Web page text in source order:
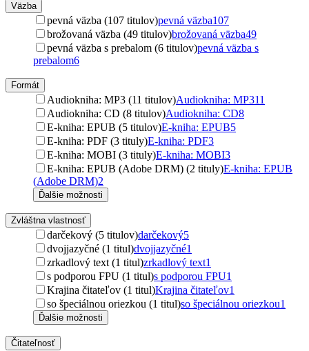
Väzba
pevná väzba (107 titulov)pevná väzba107
brožovaná väzba (49 titulov)brožovaná väzba49
pevná väzba s prebalom (6 titulov)pevná väzba s
prebalom6
Formát
Audiokniha: MP3 (11 titulov)Audiokniha: MP311
Audiokniha: CD (8 titulov)Audiokniha: CD8
E-kniha: EPUB (5 titulov)E-kniha: EPUB5
E-kniha: PDF (3 tituly)E-kniha: PDF3
E-kniha: MOBI (3 tituly)E-kniha: MOBI3
E-kniha: EPUB (Adobe DRM) (2 tituly)E-kniha: EPUB
(Adobe DRM)2
Ďalšie možnosti
Zvláštna vlastnosť
darčekový (5 titulov)darčekový5
dvojjazyčné (1 titul)dvojjazyčné1
zrkadlový text (1 titul)zrkadlový text1
s podporou FPU (1 titul)s podporou FPU1
Krajina čitateľov (1 titul)Krajina čitateľov1
so špeciálnou oriezkou (1 titul)so špeciálnou oriezkou1
Ďalšie možnosti
Čitateľnosť